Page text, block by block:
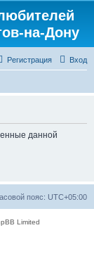
на-Дону
Вход
Регистрация
данной
пояс: UTC+05:00
Limited